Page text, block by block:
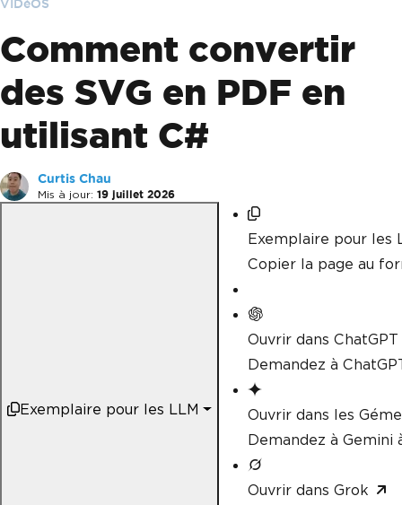
VIDéOS
Comment convertir
des SVG en PDF en
utilisant C#
Curtis Chau
Mis à jour: 19 juillet 2026
Exemplaire pour les LLM
Exemplaire pour les
Copier la page au
Ouvrir dans ChatGPT
Demandez à
Ouvrir dans les
Demandez à
Ouvrir dans Grok